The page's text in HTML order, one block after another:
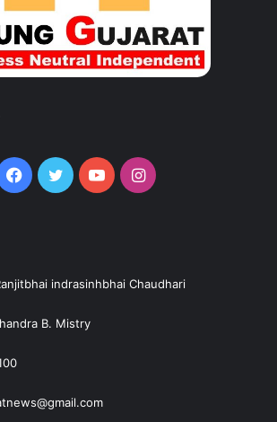
Facebook
TwitterYouTubeInstagram
indrasinhbhai Chaudhari
B. Mistry